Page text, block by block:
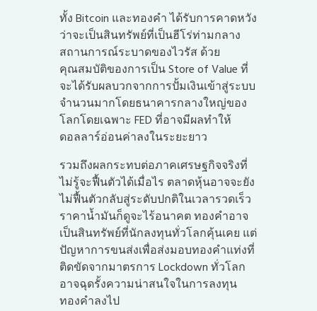
ทั้ง Bitcoin และทองคำ ได้รับการคาดหวัง
ว่าจะเป็นสินทรัพย์ที่เป็นฮีโร่ท่ามกลาง
สถานการณ์ระบาดของไวรัส ด้วย
คุณสมบัติของการเป็น Store of Value ที่
จะได้รับผลบวกจากการปั้มเงินเข้าสู่ระบบ
จำนวนมากโดยธนาคารกลางใหญ่ของ
โลกโดยเฉพาะ FED ที่อาจมีผลทำให้
ดอลลาร์อ่อนค่าลงในระยะยาว
รวมถึงผลกระทบต่อภาคเศรษฐกิจจริงที่
ไม่รู้จะฟื้นตัวได้เมื่อไร ตลาดหุ้นอาจจะยัง
ไม่ฟื้นตัวกลับสู่ระดับปกติในเวลารวดเร็ว
ราคาน้ำมันก็ดูจะไร้อนาคต ทองคำอาจ
เป็นสินทรัพย์ที่นักลงทุนทั่วโลกคุ้นเคย แต่
ปัญหาการขนส่งเพื่อส่งมอบทองคำแท่งที่
ติดขัดจากมาตรการ Lockdown ทั่วโลก
อาจฉุดรั้งความน่าสนใจในการลงทุน
ทองคำลงไป